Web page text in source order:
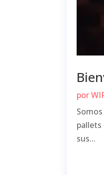
por
pallets
sus...